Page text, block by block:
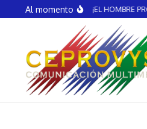
Saltar al contenido
Al momento
GUERRERO: ¡EL HOMBRE